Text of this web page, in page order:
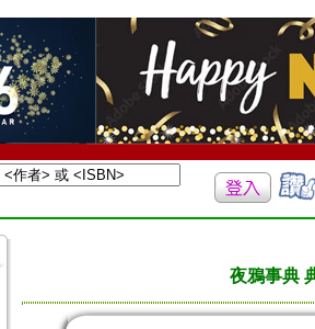
夜鴉事典